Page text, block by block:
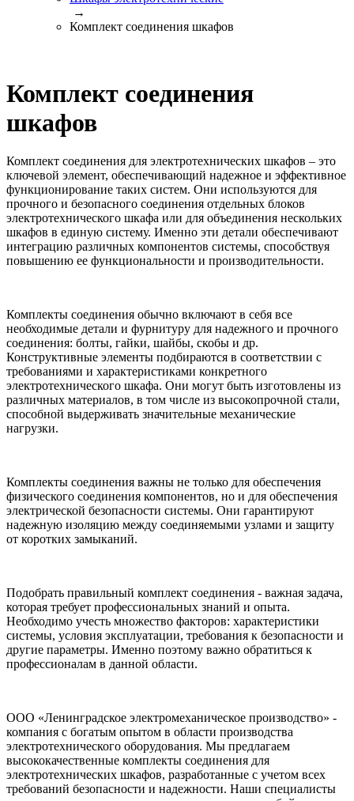
→
Комплект соединения шкафов
Комплект соединения
шкафов
Комплект соединения для электротехнических шкафов – это
ключевой элемент, обеспечивающий надежное и эффективное
функционирование таких систем. Они используются для
прочного и безопасного соединения отдельных блоков
электротехнического шкафа или для объединения нескольких
шкафов в единую систему. Именно эти детали обеспечивают
интеграцию различных компонентов системы, способствуя
повышению ее функциональности и производительности.
Комплекты соединения обычно включают в себя все
необходимые детали и фурнитуру для надежного и прочного
соединения: болты, гайки, шайбы, скобы и др.
Конструктивные элементы подбираются в соответствии с
требованиями и характеристиками конкретного
электротехнического шкафа. Они могут быть изготовлены из
различных материалов, в том числе из высокопрочной стали,
способной выдерживать значительные механические
нагрузки.
Комплекты соединения важны не только для обеспечения
физического соединения компонентов, но и для обеспечения
электрической безопасности системы. Они гарантируют
надежную изоляцию между соединяемыми узлами и защиту
от коротких замыканий.
Подобрать правильный комплект соединения - важная задача,
которая требует профессиональных знаний и опыта.
Необходимо учесть множество факторов: характеристики
системы, условия эксплуатации, требования к безопасности и
другие параметры. Именно поэтому важно обратиться к
профессионалам в данной области.
ООО «Ленинградское электромеханическое производство» -
компания с богатым опытом в области производства
электротехнического оборудования. Мы предлагаем
высококачественные комплекты соединения для
электротехнических шкафов, разработанные с учетом всех
требований безопасности и надежности. Наши специалисты